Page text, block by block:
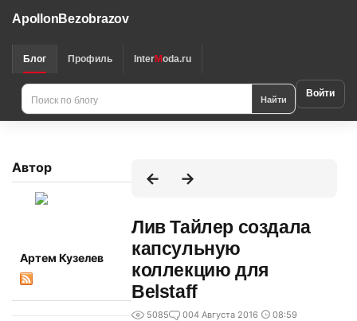
ApollonBezobrazov
Блог Профиль InterModa.ru
Найти Войти
Автор
Артем Кузелев
Лив Тайлер создала
капсульную
коллекцию для
Belstaff
5085 004 Августа 2016 08:59